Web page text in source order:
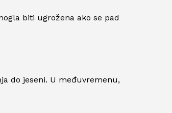
biti ugrožena ako se pad
do jeseni. U međuvremenu,